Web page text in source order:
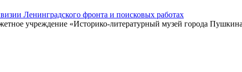
Ленинградского фронта и поисковых работах
учреждение «Историко-литературный музей города